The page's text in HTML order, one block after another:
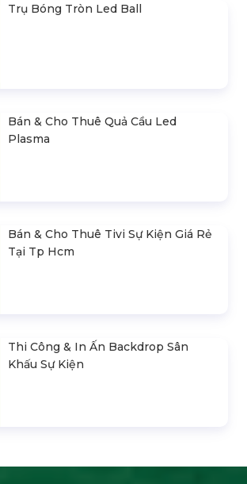
Trụ Bóng Tròn Led Ball
Bán & Cho Thuê Quả Cầu Led
Plasma
Bán & Cho Thuê Tivi Sự Kiện Giá Rẻ
Tại Tp Hcm
Thi Công & In Ấn Backdrop Sân
Khấu Sự Kiện